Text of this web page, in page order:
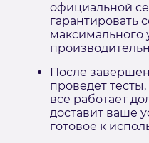
официальной
гарантировать
максимального
После
проведет
все работает
доставит ваше
готовое к